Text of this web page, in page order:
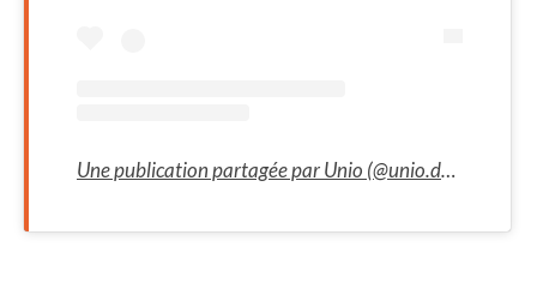
Une publication partagée par Unio (@unio.date)